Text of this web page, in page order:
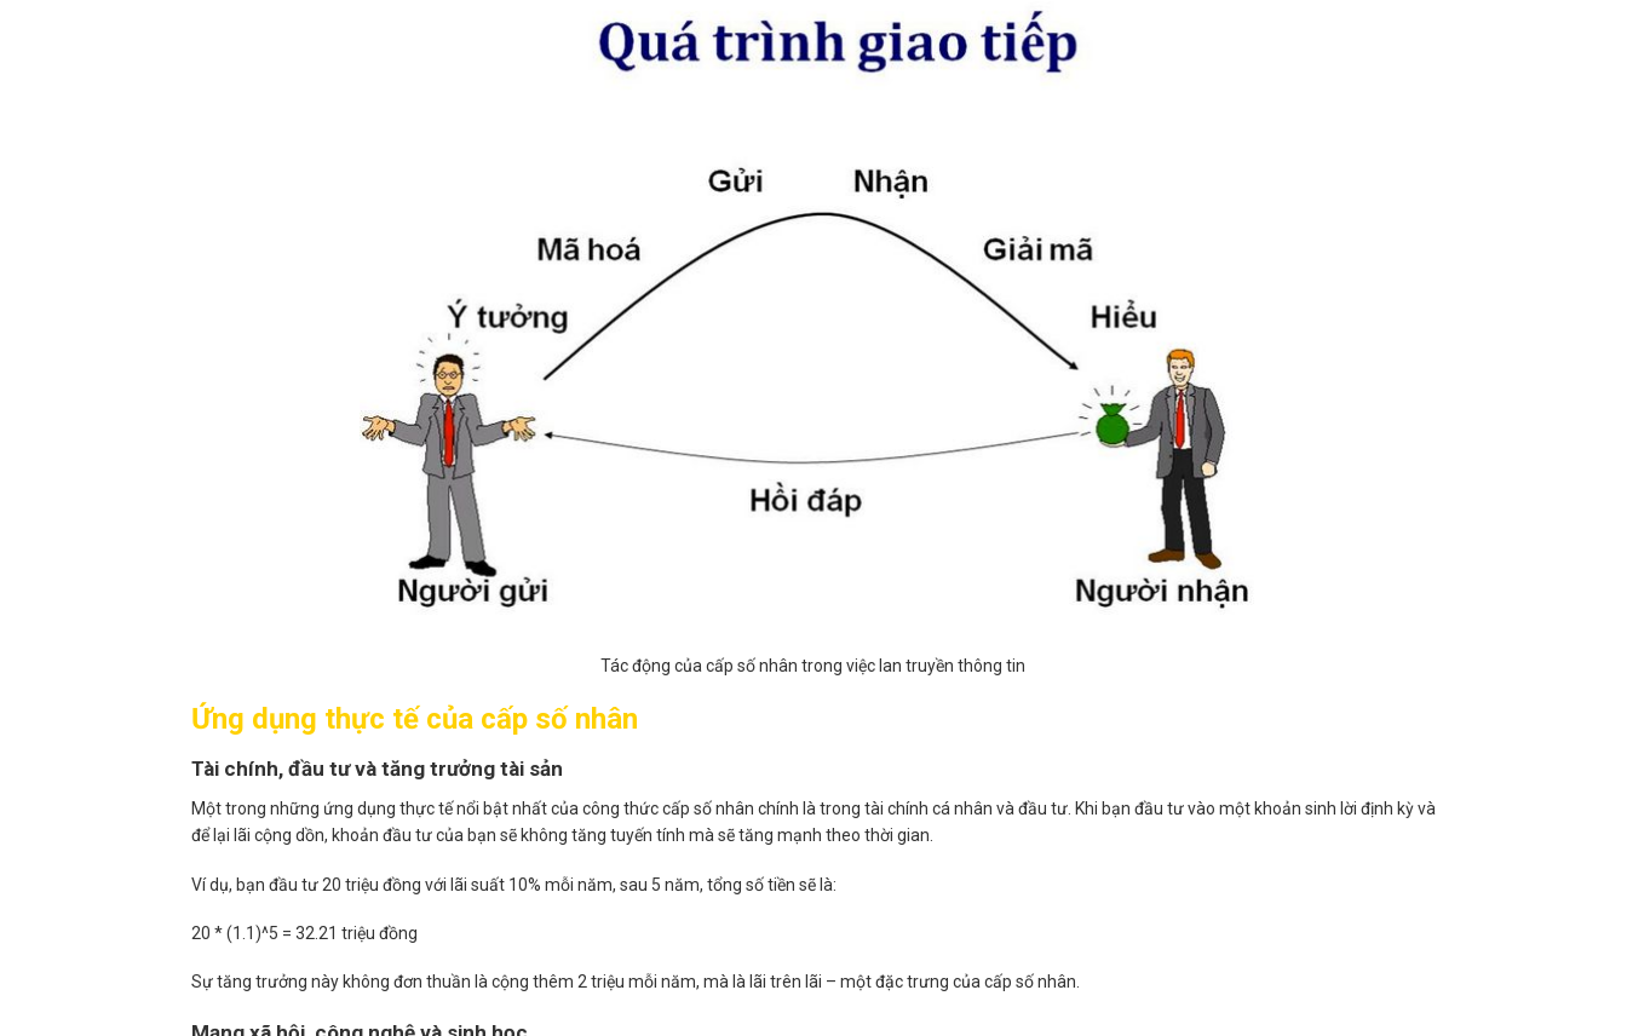
Tác động của cấp số nhân trong việc lan truyền thông tin
Ứng dụng thực tế của cấp số nhân
Tài chính, đầu tư và tăng trưởng tài sản
Một trong những ứng dụng thực tế nổi bật nhất của công thức cấp số nhân chính là trong tài chính cá nhân và đầu tư. Khi bạn đầu tư vào một khoản sinh lời định kỳ và
để lại lãi cộng dồn, khoản đầu tư của bạn sẽ không tăng tuyến tính mà sẽ tăng mạnh theo thời gian.
Ví dụ, bạn đầu tư 20 triệu đồng với lãi suất 10% mỗi năm, sau 5 năm, tổng số tiền sẽ là:
20 * (1.1)^5 = 32.21 triệu đồng
Sự tăng trưởng này không đơn thuần là cộng thêm 2 triệu mỗi năm, mà là lãi trên lãi – một đặc trưng của cấp số nhân.